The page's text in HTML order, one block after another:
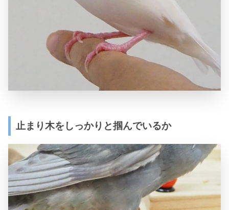
止まり木をしっかりと掴んでいるか